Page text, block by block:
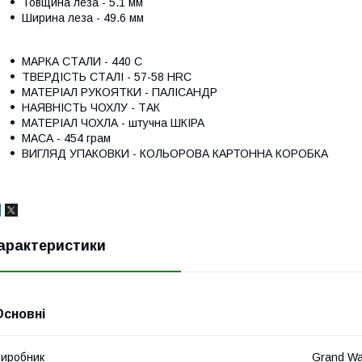
Ширина леза - 49.6 мм
МАРКА СТАЛИ - 440 C
ТВЕРДІСТЬ СТАЛІ - 57-58 HRC
МАТЕРІАЛ РУКОЯТКИ - ПАЛІСАНДР
НАЯВНІСТЬ ЧОХЛУ - ТАК
МАТЕРІАЛ ЧОХЛА - штучна ШКІРА
МАСА - 454 грам
ВИГЛЯД УПАКОВКИ - КОЛЬОРОВА КАРТОННА КОРОБКА
Grand